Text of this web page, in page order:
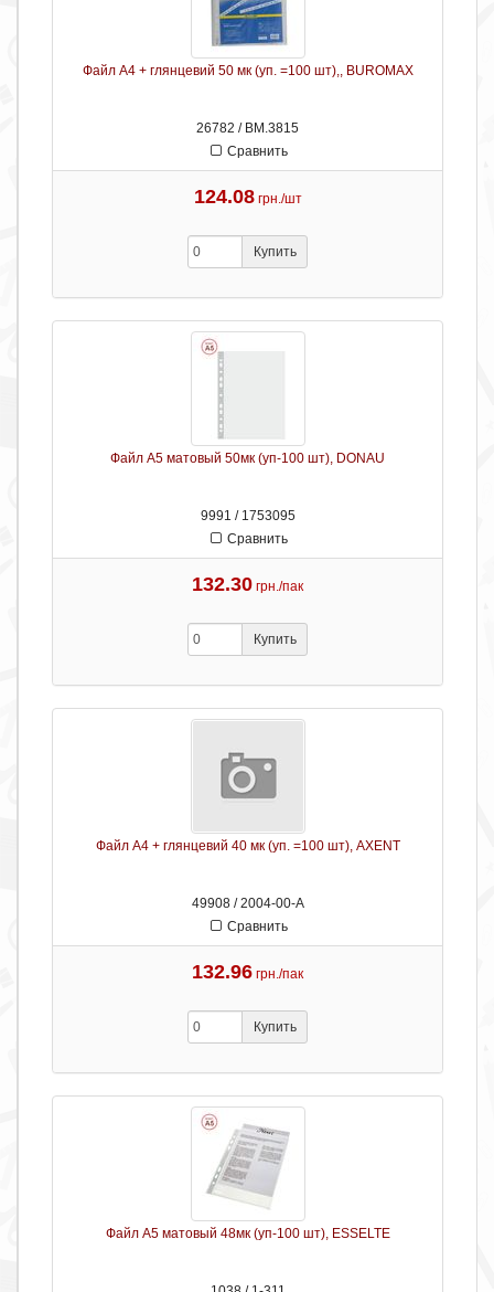
Файл А4 + глянцевий 50 мк (уп. =100 шт),, BUROMAX
26782 / ВМ.3815
Сравнить
124.08 грн./шт
Купить
Файл А5 матовый 50мк (уп-100 шт), DONAU
9991 / 1753095
Сравнить
132.30 грн./пак
Купить
Файл А4 + глянцевий 40 мк (уп. =100 шт), AXENT
49908 / 2004-00-А
Сравнить
132.96 грн./пак
Купить
Файл А5 матовый 48мк (уп-100 шт), ESSELTE